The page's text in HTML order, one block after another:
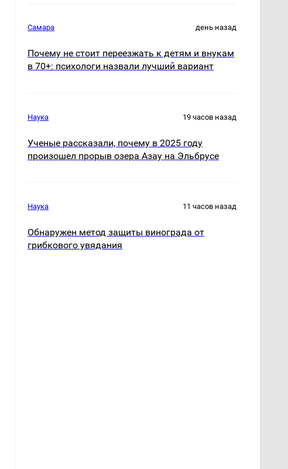
Самара день назад
Почему не стоит переезжать к детям и внукам
в 70+: психологи назвали лучший вариант
Наука 19 часов назад
Ученые рассказали, почему в 2025 году
произошел прорыв озера Азау на Эльбрусе
Наука 11 часов назад
Обнаружен метод защиты винограда от
грибкового увядания